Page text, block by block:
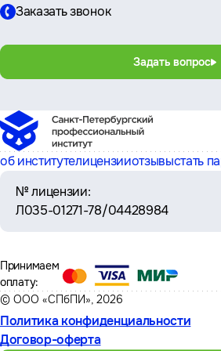
Заказать звонок
Задать вопрос
об институтелицензииотзывыстать
№ лицензии:
Л035-01271-78/04428984
© ООО «СПбПИ», 2026
Политика конфиденциальности
Договор-оферта
Принимаем
оплату: